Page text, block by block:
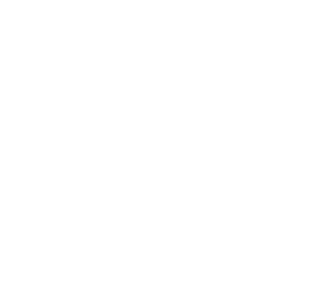
Please visit http://
Request ID: